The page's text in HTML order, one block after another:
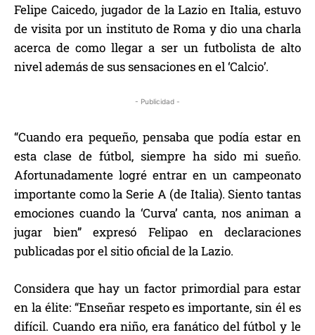
Felipe Caicedo, jugador de la Lazio en Italia, estuvo
de visita por un instituto de Roma y dio una charla
acerca de como llegar a ser un futbolista de alto
nivel además de sus sensaciones en el ‘Calcio’.
- Publicidad -
“Cuando era pequeño, pensaba que podía estar en
esta clase de fútbol, ​​siempre ha sido mi sueño.
Afortunadamente logré entrar en un campeonato
importante como la Serie A (de Italia). Siento tantas
emociones cuando la ‘Curva’ canta, nos animan a
jugar bien” expresó Felipao en declaraciones
publicadas por el sitio oficial de la Lazio.
Considera que hay un factor primordial para estar
en la élite: “Enseñar respeto es importante, sin él es
difícil. Cuando era niño, era fanático del fútbol y le